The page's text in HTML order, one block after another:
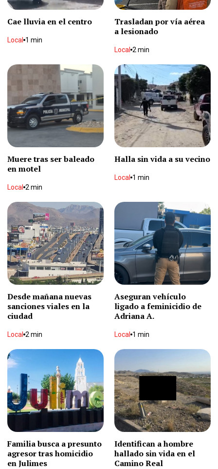
Cae lluvia en el centro
Local 1 min
Trasladan por vía aérea
a lesionado
Local 2 min
Muere tras ser baleado
en motel
Local 2 min
Halla sin vida a su vecino
Local 1 min
Desde mañana nuevas
sanciones viales en la
ciudad
Local 2 min
Aseguran vehículo
ligado a feminicidio de
Adriana A.
Local 1 min
Familia busca a presunto
agresor tras homicidio
en Julimes
Identifican a hombre
hallado sin vida en el
Camino Real